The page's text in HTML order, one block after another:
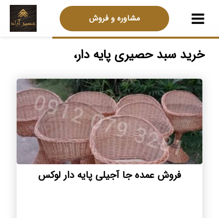
مشاوره و فروش
خرید سبد حصیری پایه دار،
فروش عمده جا آجیلی پایه دار لوکس